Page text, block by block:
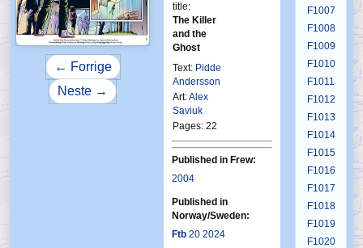
← Forrige
Neste →
title:
The Killer
and the
Ghost
Text: Pidde
Andersson
Art:Alex
Saviuk
Pages: 22
Published in Frew:
2004
Published in
Norway/Sweden:
Ftb 20 2024
F1007
F1008
F1009
F1010
F1011
F1012
F1013
F1014
F1015
F1016
F1017
F1018
F1019
F1020